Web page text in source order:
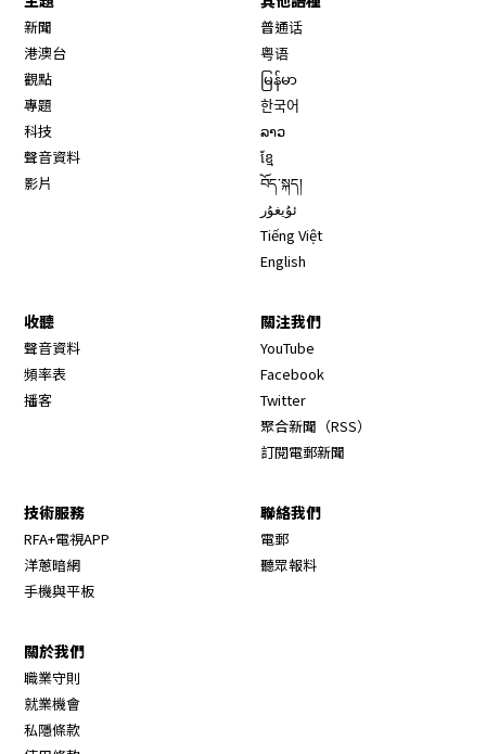
新聞
港澳台
觀點
專題
科技
聲音資料
影片
普通话
粤语
မြန်မာ
한국어
ລາວ
ខ្មែ
བོད་སྐད།
ئۇيغۇر
Tiếng Việt
English
收聽
聲音資料
頻率表
播客
關注我們
YouTube
Facebook
Twitter
聚合新聞（RSS）
訂閱電郵新聞
技術服務
RFA+電視APP
洋蔥暗網
手機與平板
聯絡我們
電郵
聽眾報料
關於我們
職業守則
就業機會
私隱條款